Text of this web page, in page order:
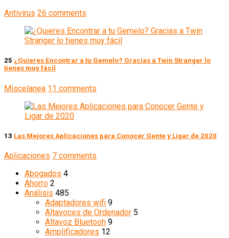
Antivirus 26 comments
25 ¿Quieres Encontrar a tu Gemelo? Gracias a Twin Stranger lo
tienes muy fácil
Miscelanea 11 comments
13 Las Mejores Aplicaciones para Conocer Gente y Ligar de 2020
Aplicaciones 7 comments
Abogados 4
Ahorro 2
Análisis 485
Adaptadores wifi 9
Altavoces de Ordenador 5
Altavoz Bluetooh 9
Amplificadores 12